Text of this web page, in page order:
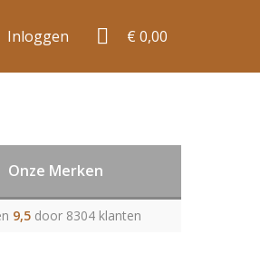
Inloggen € 0,00
Onze Merken
9,5 door 8304 klanten